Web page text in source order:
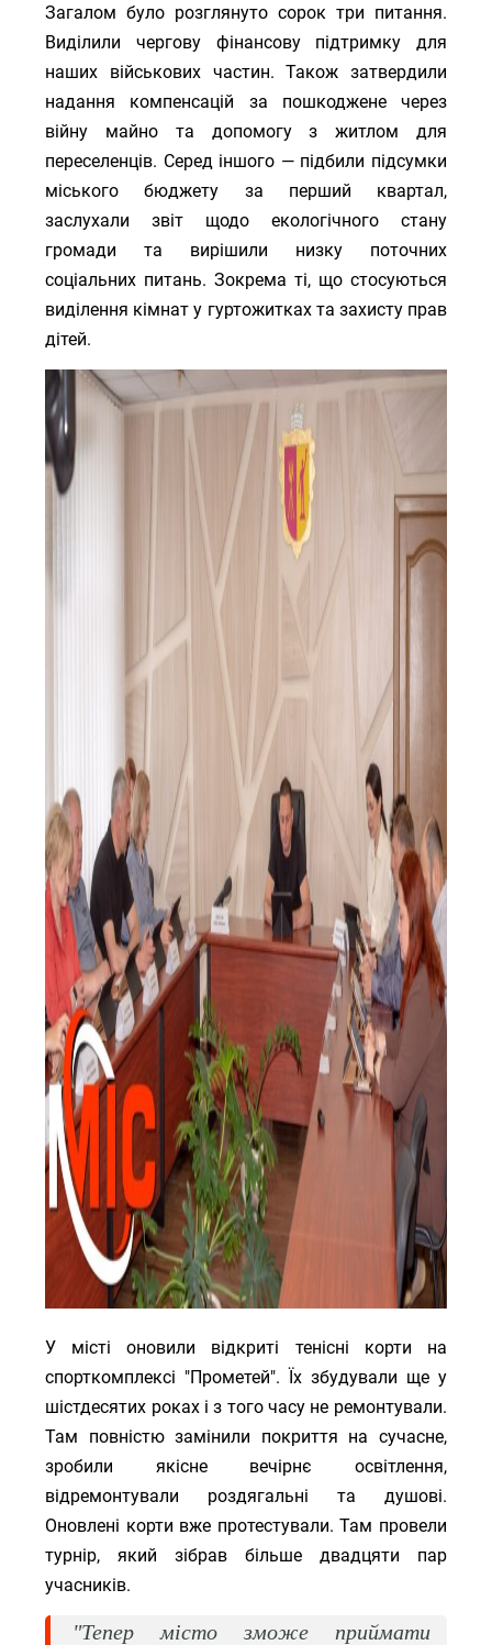
Загалом було розглянуто сорок три питання.
Виділили чергову фінансову підтримку для
наших військових частин. Також затвердили
надання компенсацій за пошкоджене через
війну майно та допомогу з житлом для
переселенців. Серед іншого — підбили підсумки
міського бюджету за перший квартал,
заслухали звіт щодо екологічного стану
громади та вирішили низку поточних
соціальних питань. Зокрема ті, що стосуються
виділення кімнат у гуртожитках та захисту прав
дітей.
У місті оновили відкриті тенісні корти на
спорткомплексі "Прометей". Їх збудували ще у
шістдесятих роках і з того часу не ремонтували.
Там повністю замінили покриття на сучасне,
зробили якісне вечірнє освітлення,
відремонтували роздягальні та душові.
Оновлені корти вже протестували. Там провели
турнір, який зібрав більше двадцяти пар
учасників.
"Тепер місто зможе приймати